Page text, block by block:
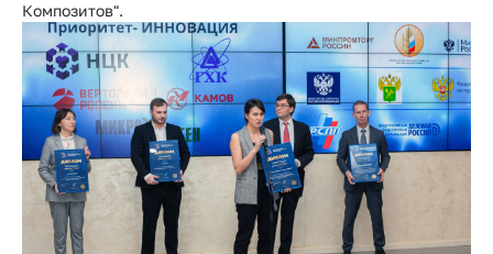
Прайс-
лист
Проектировщикам
Калькуляторы
Контакты
Композитов".